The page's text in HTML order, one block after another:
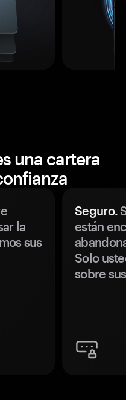
una cartera
la
sus
Seguro.
están
Solo
sobre